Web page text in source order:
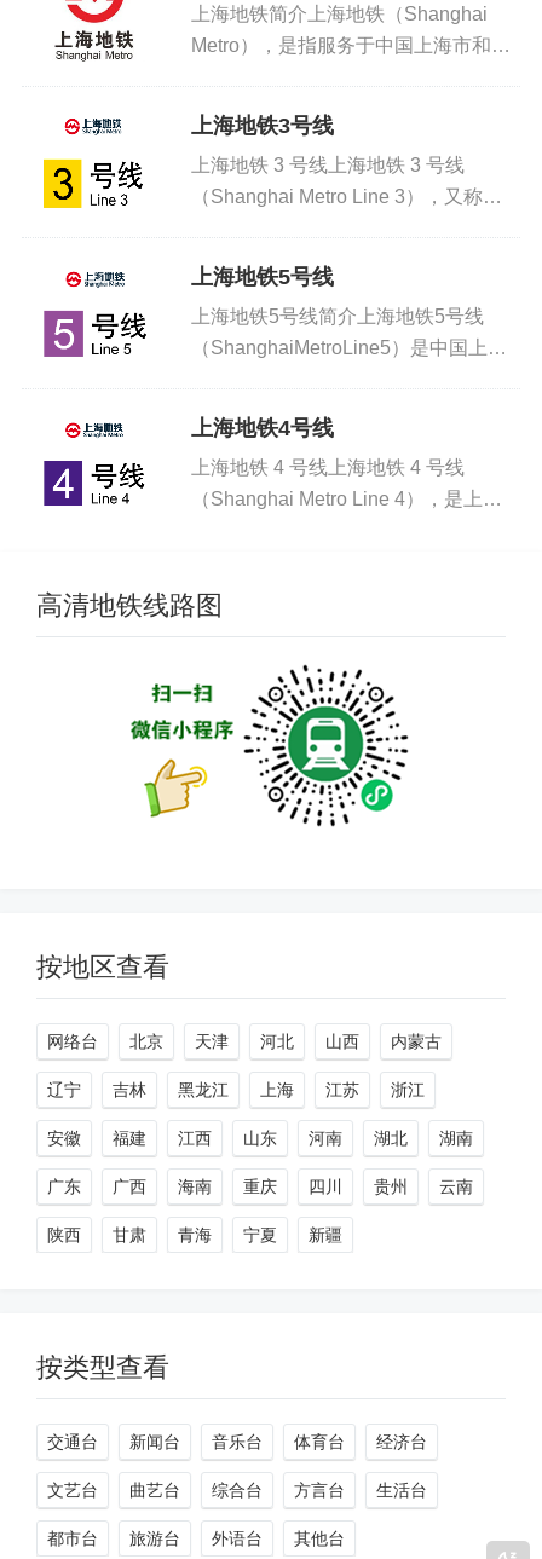
运营。上...
上海地铁简介上海地铁（Shanghai
Metro），是指服务于中国上海市和上
其首条线路上海地铁1号线于1993年5
月28日正式...
上海地铁3号线
上海地铁 3 号线上海地铁 3 号线
（Shanghai Metro Line 3），又称明
线路，标志色为黄色，由上海地铁第三
运营有...
上海地铁5号线
上海地铁5号线简介上海地铁5号线
（ShanghaiMetroLine5）是中国上海
庄站至闵行开发区站），于2018年12
月30日...
上海地铁4号线
上海地铁 4 号线上海地铁 4 号线
（Shanghai Metro Line 4），是上海
上海地铁第三运营有限公司负责运营。
一、开通...
高清地铁线路图
按地区查看
网络台 北京 天津 河北 山西 内蒙古
辽宁 吉林 黑龙江 上海 江苏 浙江
安徽 福建 江西 山东 河南 湖北 湖南
广东 广西 海南 重庆 四川 贵州 云南
陕西 甘肃 青海 宁夏 新疆
按类型查看
交通台 新闻台 音乐台 体育台 经济台
文艺台 曲艺台 综合台 方言台 生活台
都市台 旅游台 外语台 其他台